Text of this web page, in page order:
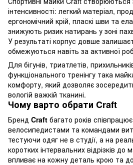
інтенсивності: легкий матеріал,
ергономічний крій, пласкі шви та
знижують ризик натирань у зоні
У результаті корпус довше
обмежуються навіть за активної
Для бігунів, триатлетів,
функціонального тренінгу така
комфорту, який дозволяє
вологій важкій тканині.
Чому варто обрати Craft
Бренд Craft багато років
велосипедистами та командами
тестуючи одяг не в студії, а на
коротких інтервальних відрізків до
впливає на кожну деталь крою та